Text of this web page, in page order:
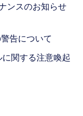
ンスのお知らせ
告について
に関する注意喚起